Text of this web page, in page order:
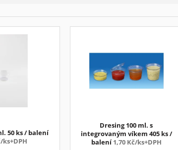
50 ks / balení
ks+DPH
Dresing 100 ml. s
integrovaným víkem 405 ks /
balení1,70 Kč/ks+DPH